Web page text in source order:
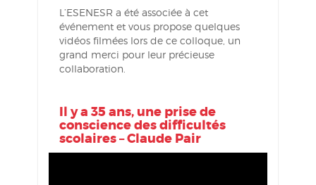
L’ESENESR a été associée à cet
événement et vous propose quelques
vidéos filmées lors de ce colloque, un
grand merci pour leur précieuse
collaboration.
Il y a 35 ans, une prise de
conscience des difficultés
scolaires – Claude Pair